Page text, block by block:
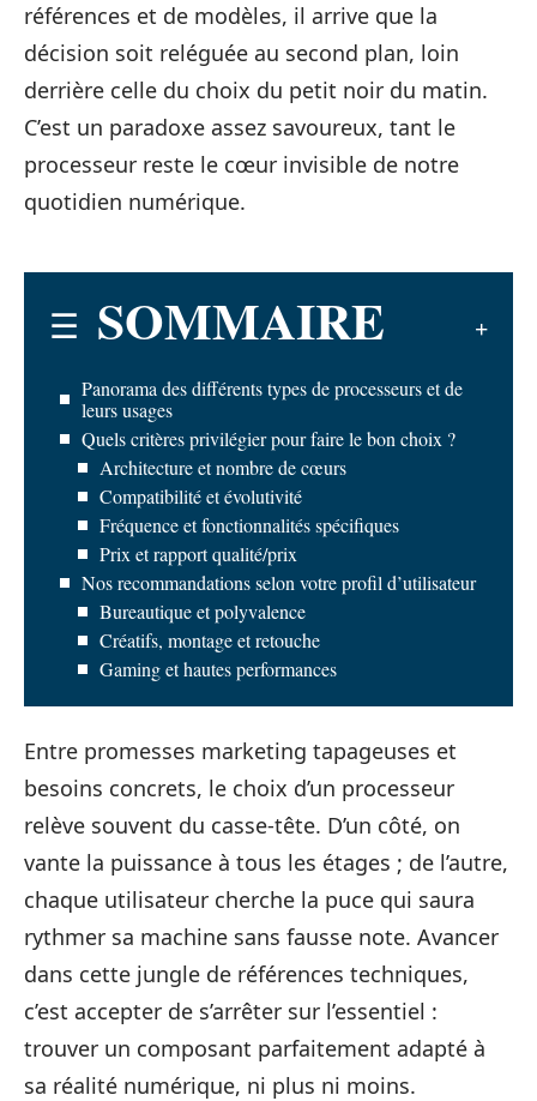
références et de modèles, il arrive que la
décision soit reléguée au second plan, loin
derrière celle du choix du petit noir du matin.
C’est un paradoxe assez savoureux, tant le
processeur reste le cœur invisible de notre
quotidien numérique.
SOMMAIRE
Panorama des différents types de processeurs et de
leurs usages
Quels critères privilégier pour faire le bon choix ?
Architecture et nombre de cœurs
Compatibilité et évolutivité
Fréquence et fonctionnalités spécifiques
Prix et rapport qualité/prix
Nos recommandations selon votre profil d’utilisateur
Bureautique et polyvalence
Créatifs, montage et retouche
Gaming et hautes performances
Entre promesses marketing tapageuses et
besoins concrets, le choix d’un processeur
relève souvent du casse-tête. D’un côté, on
vante la puissance à tous les étages ; de l’autre,
chaque utilisateur cherche la puce qui saura
rythmer sa machine sans fausse note. Avancer
dans cette jungle de références techniques,
c’est accepter de s’arrêter sur l’essentiel :
trouver un composant parfaitement adapté à
sa réalité numérique, ni plus ni moins.